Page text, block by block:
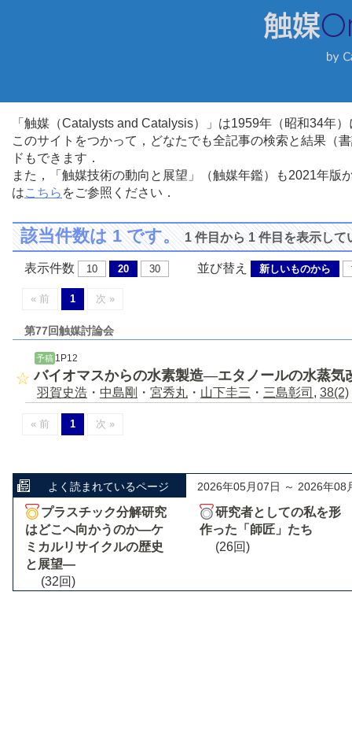
「触媒（Catalysts and Catalysis）」は1959年（昭和34年
このサイトをつかって，どなたでも全記事の検索と結果（
ドもできます．
また，「触媒技術の動向と展望」（触媒年鑑）も2021年
はこちら をご参照ください．
該当件数は 1 です。1 件目から 1 件目を表示して
表示件数 10 20 30 並び替え 新しいものから
« 前 1 次 »
第77回触媒討論会
予稿 1P12
バイオマスからの水素製造―エタノールの水蒸気
羽賀史浩 ・ 中島剛 ・ 宮秀丸 ・ 山下圭三 ・ 三島彰司 , 38(2)
« 前 1 次 »
よく読まれているページ 2026年05月07日 ～ 2026年08
プラスチック分解研究
はどこへ向かうのか―ケ
ミカルリサイクルの歴史
と展望―
(32回)
研究者としての私を形
作った「師匠」たち
(26回)